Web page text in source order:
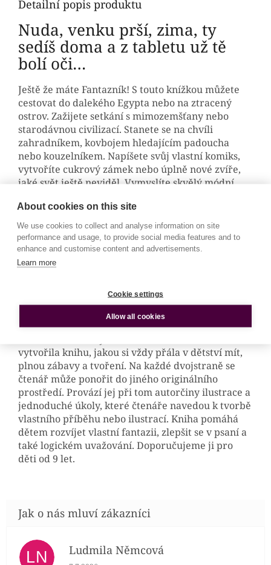
Detailní popis produktu
Nuda, venku prší, zima, ty
sedíš doma a z tabletu už tě
bolí oči…
Ještě že máte Fantazník! S touto knížkou můžete
cestovat do dalekého Egypta nebo na ztracený
ostrov. Zažijete setkání s mimozemšťany nebo
starodávnou civilizací. Stanete se na chvíli
zahradníkem, kovbojem hledajícím padoucha
nebo kouzelníkem. Napíšete svůj vlastní komiks,
vytvoříte cukrový zámek nebo úplně nové zvíře,
jaké svět ještě neviděl. Vymyslíte skvělý módní
dobrodružství jako ninja nebo se jen tak
poflakovat na pláži a sbírat mušle.
Díky Fantazníku můžete být, kdo chcete, kde
chcete, a dělat, co vás napadne. Možnosti jsou
Kniha dětských snů
vytvořila knihu, jakou si vždy přála v dětství mít,
plnou zábavy a tvoření. Na každé dvojstraně se
čtenář může ponořit do jiného originálního
prostředí. Provází jej při tom autorčiny ilustrace a
jednoduché úkoly, které čtenáře navedou k tvorbě
vlastního příběhu nebo ilustrací. Kniha pomáhá
dětem rozvíjet vlastní fantazii, zlepšit se v psaní a
také logickém uvažování. Doporučujeme ji pro
děti od 9 let.
LN Ludmila Němcová
About cookies on this site
We use cookies to collect and analyse information on site
performance and usage, to provide social media features and to
enhance and customise content and advertisements.
Learn more
Cookie settings
Allow all cookies